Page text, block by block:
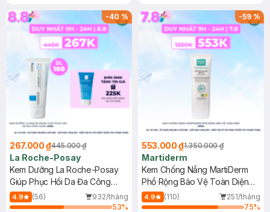
-40%
267.000 ₫445.000 ₫
La Roche-Posay
Kem Dưỡng La Roche-Posay
Giúp Phục Hồi Da Đa Công
Dụng 40ml
4.9 (56)
932/tháng
53%
-59%
553.000 ₫1.350.000 ₫
Martiderm
Kem Chống Nắng MartiDerm
Phổ Rộng Bảo Vệ Toàn Diện
40ml
4.9 (110)
251/tháng
75%